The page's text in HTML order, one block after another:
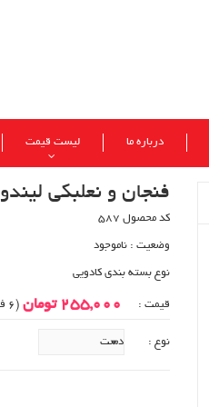
درباره ما لیست قیمت
فنجان و نعلبکی لیندو
کد محصول 587
وضعیت : ناموجود
نوع بسته بندی کادویی
قیمت : 255,000 تومان (6 فنجان 6 نعلبکی)
نوع :